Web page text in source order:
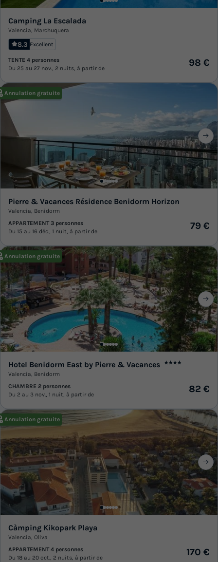
Camping La Escalada
Valencia, Marchuquera
8.3 Excellent
TENTE 4 personnes
Du 25 au 27 nov., 2 nuits, à partir de
98 €
Annulation gratuite
Pierre & Vacances Résidence Benidorm Horizon
Valencia, Benidorm
APPARTEMENT 3 personnes
Du 15 au 16 déc., 1 nuit, à partir de
79 €
Annulation gratuite
Hotel Benidorm East by Pierre & Vacances ★★★★
Valencia, Benidorm
CHAMBRE 2 personnes
Du 2 au 3 nov., 1 nuit, à partir de
82 €
Annulation gratuite
Càmping Kikopark Playa
Valencia, Oliva
APPARTEMENT 4 personnes
Du 18 au 20 oct., 2 nuits, à partir de
170 €